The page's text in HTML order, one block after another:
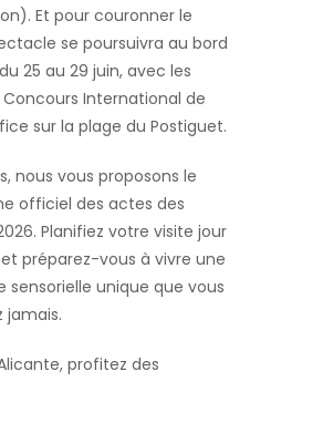
Et pour couronner le
se poursuivra au bord
25 au 29 juin, avec les
International de
sur la plage du Postiguet.
nous vous proposons le
officiel des actes des
Planifiez votre visite jour
préparez-vous à vivre une
sensorielle unique que vous
jamais.
profitez des